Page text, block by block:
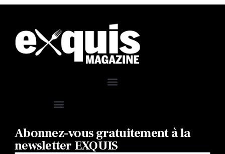
Abonnez-vous gratuitement à la
newsletter EXQUIS